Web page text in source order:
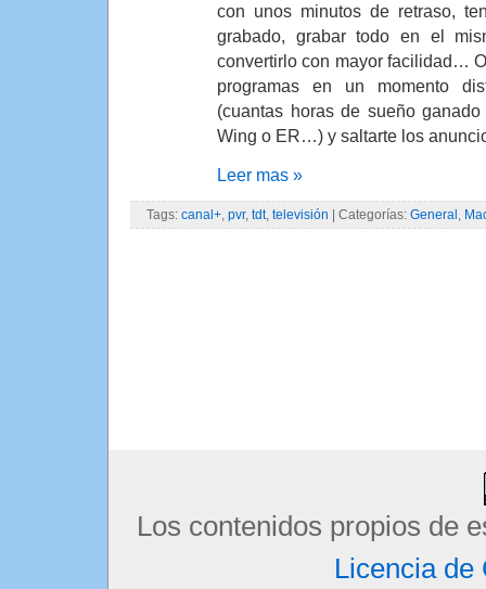
con unos minutos de retraso,
grabado, grabar todo en el
convertirlo con mayor facilidad…
programas en un momento
(cuantas horas de sueño
Wing o ER…) y saltarte los
Leer mas »
Tags: canal+, pvr, tdt, televisión | Categorías: General ,
Los contenidos propios de
Licencia de